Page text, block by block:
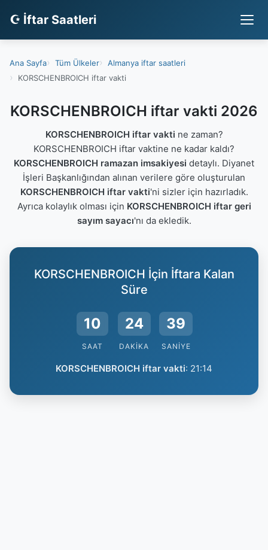
☪ İftar Saatleri
Ana Sayfa Tüm Ülkeler
Almanya iftar saatleri
KORSCHENBROICH iftar vakti
KORSCHENBROICH iftar vakti 2026
KORSCHENBROICH iftar vakti ne zaman?
KORSCHENBROICH iftar vaktine ne kadar kaldı?
KORSCHENBROICH ramazan imsakiyesi detaylı. Diyanet
İşleri Başkanlığından alınan verilere göre oluşturulan
KORSCHENBROICH iftar vakti'ni sizler için hazırladık.
Ayrıca kolaylık olması için KORSCHENBROICH iftar geri
sayım sayacı'nı da ekledik.
KORSCHENBROICH İçin İftara Kalan
Süre
10
SAAT
24
DAKIKA
38
SANIYE
KORSCHENBROICH iftar vakti: 21:14